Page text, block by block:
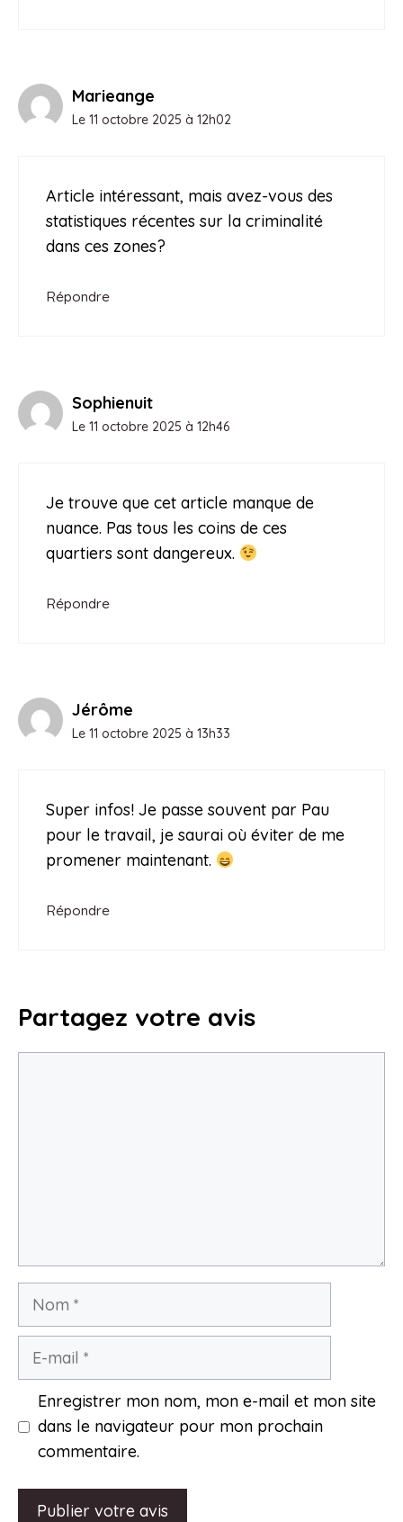
Marieange
Le 11 octobre 2025 à 12h02
Article intéressant, mais avez-vous des
statistiques récentes sur la criminalité
dans ces zones?
Répondre
Sophienuit
Le 11 octobre 2025 à 12h46
Je trouve que cet article manque de
nuance. Pas tous les coins de ces
quartiers sont dangereux.
Répondre
Jérôme
Le 11 octobre 2025 à 13h33
Super infos! Je passe souvent par Pau
pour le travail, je saurai où éviter de me
promener maintenant.
Répondre
Partagez votre avis
Nom
Enregistrer mon nom, mon e-mail et mon site
dans le navigateur pour mon prochain
commentaire.